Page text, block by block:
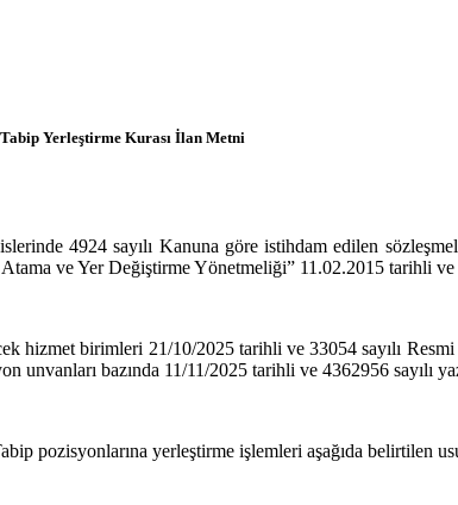
Yerleştirme Kurası İlan Metni
4924 sayılı Kanuna göre istihdam edilen
ve Yer Değiştirme Yönetmeliği” 11.02.2015 tarihli
hizmet birimleri 21/10/2025 tarihli ve 33054 sayılı
bazında 11/11/2025 tarihli ve 4362956 sayılı
pozisyonlarına yerleştirme işlemleri aşağıda belirtilen